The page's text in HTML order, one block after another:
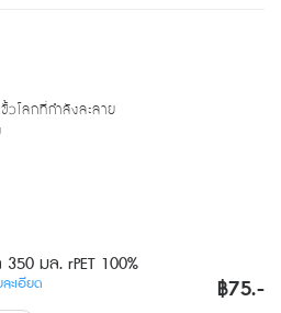
วโลกที่กำลังละลาย
มล. rPET 100%
ะเอียด ฿75.-